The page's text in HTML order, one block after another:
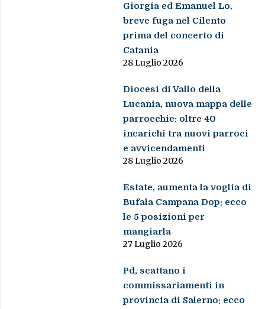
Giorgia ed Emanuel Lo,
breve fuga nel Cilento
prima del concerto di
Catania
28 Luglio 2026
Diocesi di Vallo della
Lucania, nuova mappa delle
parrocchie: oltre 40
incarichi tra nuovi parroci
e avvicendamenti
28 Luglio 2026
Estate, aumenta la voglia di
Bufala Campana Dop: ecco
le 5 posizioni per
mangiarla
27 Luglio 2026
Pd, scattano i
commissariamenti in
provincia di Salerno: ecco